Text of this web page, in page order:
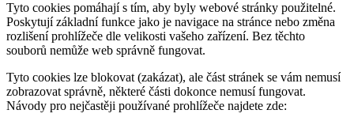
Tyto cookies pomáhají s tím, aby byly webové stránky použitelné.
Poskytují základní funkce jako je navigace na stránce nebo změna
rozlišení prohlížeče dle velikosti vašeho zařízení. Bez těchto
souborů nemůže web správně fungovat.
Tyto cookies lze blokovat (zakázat), ale část stránek se vám nemusí
zobrazovat správně, některé části dokonce nemusí fungovat.
Návody pro nejčastěji používané prohlížeče najdete zde: